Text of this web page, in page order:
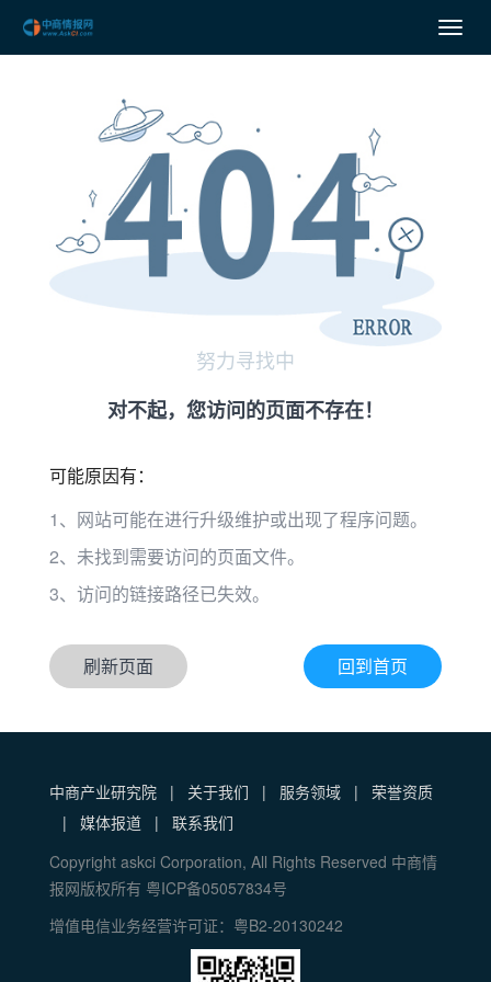
努力寻找中
对不起，您访问的页面不存在！
可能原因有：
1、网站可能在进行升级维护或出现了程序问题。
2、未找到需要访问的页面文件。
3、访问的链接路径已失效。
刷新页面 回到首页
中商产业研究院 | 关于我们 | 服务领域 |
荣誉资质
|
媒体报道 |
联系我们
Copyright askci Corporation, All Rights Reserved 中商情
报网版权所有 粤ICP备05057834号
增值电信业务经营许可证：粤B2-20130242